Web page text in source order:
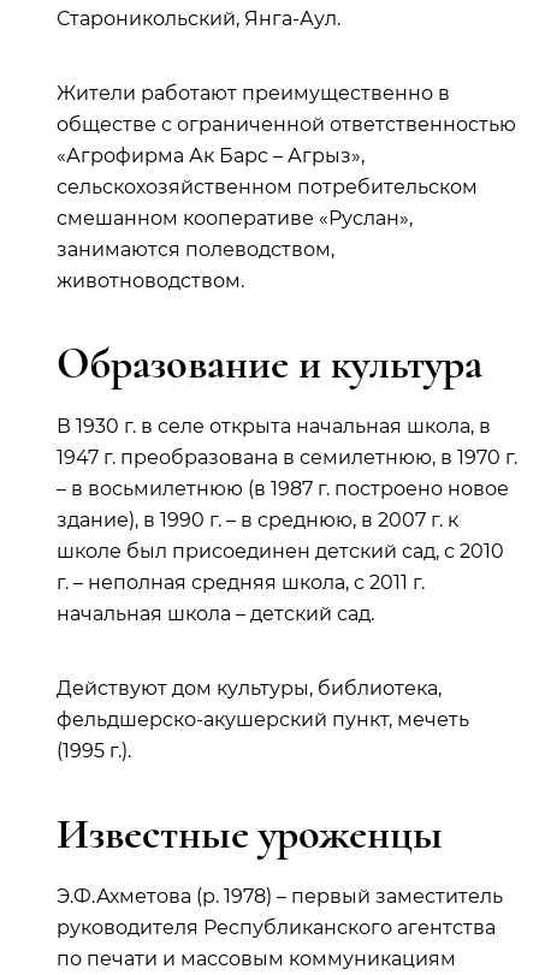
Староникольский, Янга-Аул.
Жители работают преимущественно в
обществе с ограниченной ответственностью
«Агрофирма Ак Барс – Агрыз»,
сельскохозяйственном потребительском
смешанном кооперативе «Руслан»,
занимаются полеводством,
животноводством.
Образование и культура
В 1930 г. в селе открыта начальная школа, в
1947 г. преобразована в семилетнюю, в 1970 г.
– в восьмилетнюю (в 1987 г. построено новое
здание), в 1990 г. – в среднюю, в 2007 г. к
школе был присоединен детский сад, с 2010
г. – неполная средняя школа, с 2011 г.
начальная школа – детский сад.
Действуют дом культуры, библиотека,
фельдшерско-акушерский пункт, мечеть
(1995 г.).
Известные уроженцы
Э.Ф.Ахметова (р. 1978) – первый заместитель
руководителя Республиканского агентства
по печати и массовым коммуникациям